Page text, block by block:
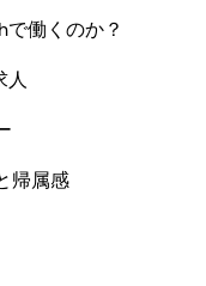
働くのか？
人
帰属感